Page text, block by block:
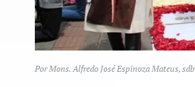
Por Mons. Alfredo José Espinoza Mateus, sdb